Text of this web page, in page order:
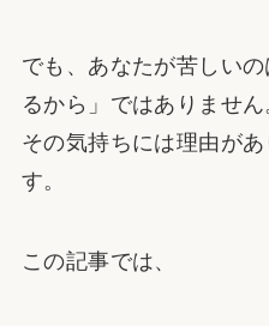
でも、あなたが苦しい
るから」ではありません
その気持ちには理由が
す。
この記事では、